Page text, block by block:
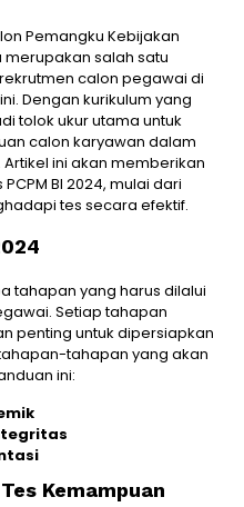
Pemangku Kebijakan
merupakan salah satu
calon pegawai di
Dengan kurikulum yang
tolok ukur utama untuk
calon karyawan dalam
ini akan memberikan
BI 2024, mulai dari
tes secara efektif.
tahapan yang harus dilalui
Setiap tahapan
penting untuk dipersiapkan
tahapan yang akan
ini:
Kemampuan